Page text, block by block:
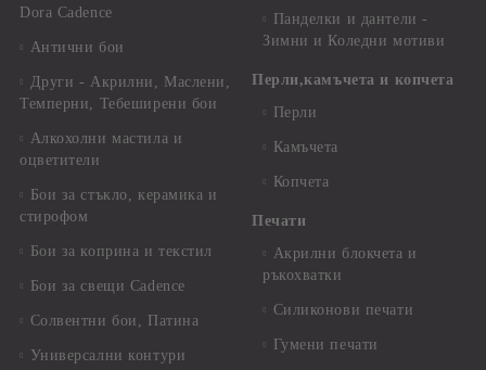
Dora Cadence
Антични бои
Други - Акрилни, Маслени,
Темперни, Тебеширени бои
Алкохолни мастила и
оцветители
Бои за стъкло, керамика и
стирофом
Бои за коприна и текстил
Бои за свещи Cadence
Солвентни бои, Патина
Универсални контури
Панделки и дантели -
Зимни и Коледни мотиви
Перли,камъчета и копчета
Перли
Камъчета
Копчета
Печати
Акрилни блокчета и
ръкохватки
Силиконови печати
Гумени печати